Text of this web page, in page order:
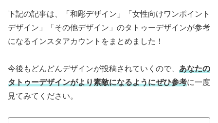
下記の記事は、「和彫デザイン」「女性向けワンポイント
デザイン」「その他デザイン」のタトゥーデザインが参考
になるインスタアカウントをまとめました！
今後もどんどんデザインが投稿されていくので、 あなたの
タトゥーデザインがより素敵になるようにぜひ参考に一度
見てみてください。